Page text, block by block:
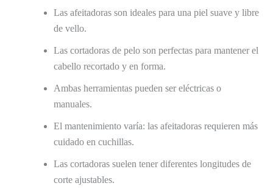
Las afeitadoras son ideales para una piel suave y libre
de vello.
Las cortadoras de pelo son perfectas para mantener el
cabello recortado y en forma.
Ambas herramientas pueden ser eléctricas o
manuales.
El mantenimiento varía: las afeitadoras requieren más
cuidado en cuchillas.
Las cortadoras suelen tener diferentes longitudes de
corte ajustables.